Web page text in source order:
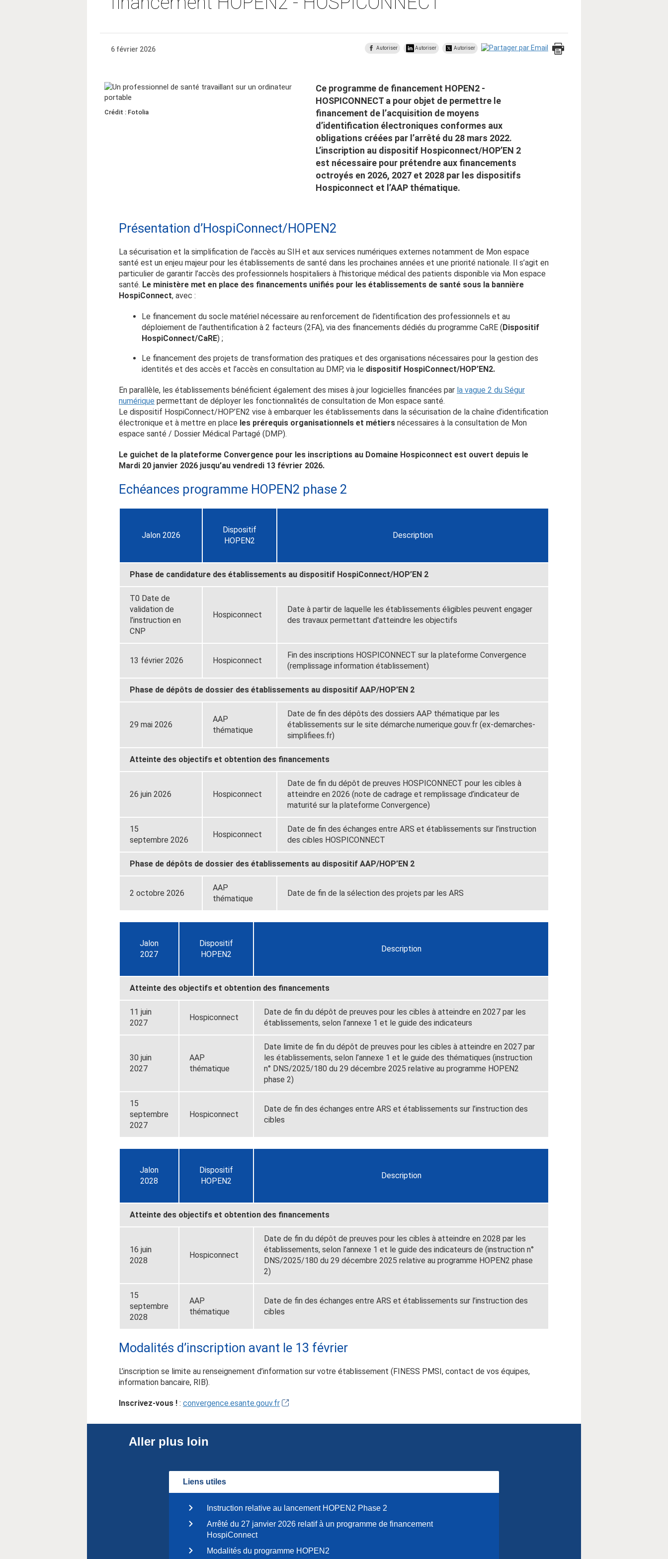
6 février 2026 Autoriser Autoriser Autoriser
Crédit : Fotolia
Ce programme de financement HOPEN2 -
HOSPICONNECT a pour objet de permettre le
financement de l’acquisition de moyens
d’identification électroniques conformes aux
obligations créées par l’arrêté du 28 mars 2022.
L’inscription au dispositif Hospiconnect/HOP’EN 2
est nécessaire pour prétendre aux financements
octroyés en 2026, 2027 et 2028 par les dispositifs
Hospiconnect et l’AAP thématique.
Présentation d’HospiConnect/HOPEN2
La sécurisation et la simplification de l’accès au SIH et aux services numériques externes notamment de Mon espace
santé est un enjeu majeur pour les établissements de santé dans les prochaines années et une priorité nationale. Il s’agit en
particulier de garantir l’accès des professionnels hospitaliers à l’historique médical des patients disponible via Mon espace
santé. Le ministère met en place des financements unifiés pour les établissements de santé sous la bannière
HospiConnect, avec :
Le financement du socle matériel nécessaire au renforcement de l’identification des professionnels et au
déploiement de l’authentification à 2 facteurs (2FA), via des financements dédiés du programme CaRE ( Dispositif
HospiConnect/CaRE) ;
Le financement des projets de transformation des pratiques et des organisations nécessaires pour la gestion des
identités et des accès et l’accès en consultation au DMP, via le dispositif HospiConnect/HOP’EN2.
En parallèle, les établissements bénéficient également des mises à jour logicielles financées par la vague 2 du Ségur
numérique permettant de déployer les fonctionnalités de consultation de Mon espace santé.
Le dispositif HospiConnect/HOP’EN2 vise à embarquer les établissements dans la sécurisation de la chaîne d’identification
électronique et à mettre en place les prérequis organisationnels et métiers nécessaires à la consultation de Mon
espace santé / Dossier Médical Partagé (DMP).
Le guichet de la plateforme Convergence pour les inscriptions au Domaine Hospiconnect est ouvert depuis le
Mardi 20 janvier 2026 jusqu’au vendredi 13 février 2026.
Echéances programme HOPEN2 phase 2
Jalon 2026
Dispositif
HOPEN2
Description
Phase de candidature des établissements au dispositif HospiConnect/HOP’EN 2
T0 Date de
validation de
l’instruction en
CNP
Hospiconnect
Date à partir de laquelle les établissements éligibles peuvent engager
des travaux permettant d'atteindre les objectifs
13 février 2026 Hospiconnect
Fin des inscriptions HOSPICONNECT sur la plateforme Convergence
(remplissage information établissement)
Phase de dépôts de dossier des établissements au dispositif AAP/HOP’EN 2
29 mai 2026
AAP
thématique
Date de fin des dépôts des dossiers AAP thématique par les
établissements sur le site démarche.numerique.gouv.fr (ex-demarches-
simplifiees.fr)
Atteinte des objectifs et obtention des financements
26 juin 2026 Hospiconnect
Date de fin du dépôt de preuves HOSPICONNECT pour les cibles à
atteindre en 2026 (note de cadrage et remplissage d’indicateur de
maturité sur la plateforme Convergence)
15
septembre 2026
Hospiconnect
Date de fin des échanges entre ARS et établissements sur l’instruction
des cibles HOSPICONNECT
Phase de dépôts de dossier des établissements au dispositif AAP/HOP’EN 2
2 octobre 2026
AAP
thématique
Date de fin de la sélection des projets par les ARS
Jalon
2027
Dispositif
HOPEN2
Description
Atteinte des objectifs et obtention des financements
11 juin
2027
Hospiconnect
Date de fin du dépôt de preuves pour les cibles à atteindre en 2027 par les
établissements, selon l’annexe 1 et le guide des indicateurs
30 juin
2027
AAP
thématique
Date limite de fin du dépôt de preuves pour les cibles à atteindre en 2027 par
les établissements, selon l’annexe 1 et le guide des thématiques (instruction
n° DNS/2025/180 du 29 décembre 2025 relative au programme HOPEN2
phase 2)
15
septembre
2027
Hospiconnect
Date de fin des échanges entre ARS et établissements sur l’instruction des
cibles
Jalon
2028
Dispositif
HOPEN2
Description
Atteinte des objectifs et obtention des financements
16 juin
2028
Hospiconnect
Date de fin du dépôt de preuves pour les cibles à atteindre en 2028 par les
établissements, selon l’annexe 1 et le guide des indicateurs de (instruction n°
DNS/2025/180 du 29 décembre 2025 relative au programme HOPEN2 phase
2)
15
septembre
2028
AAP
thématique
Date de fin des échanges entre ARS et établissements sur l’instruction des
cibles
Modalités d’inscription avant le 13 février
L’inscription se limite au renseignement d’information sur votre établissement (FINESS PMSI, contact de vos équipes,
information bancaire, RIB).
Inscrivez-vous ! : convergence.esante.gouv.fr
Aller plus loin
Liens utiles
Instruction relative au lancement HOPEN2 Phase 2
Arrêté du 27 janvier 2026 relatif à un programme de financement
HospiConnect
Modalités du programme HOPEN2